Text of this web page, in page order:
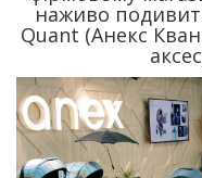
наживо
Quant (Анекс